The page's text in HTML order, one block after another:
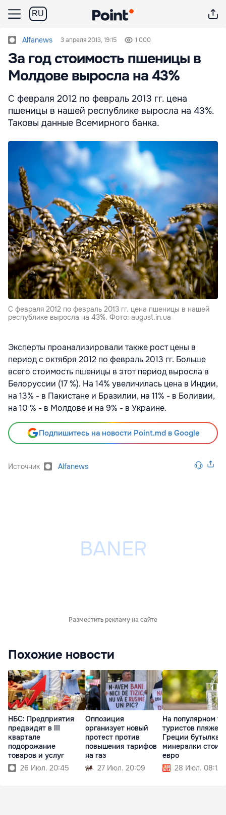
RU
Alfanews 3 апреля 2013, 19:15 1 000
За год стоимость пшеницы в
Молдове выросла на 43%
С февраля 2012 по февраль 2013 гг. цена
пшеницы в нашей республике выросла на 43%.
Таковы данные Всемирного банка.
С февраля 2012 по февраль 2013 гг. цена пшеницы в нашей
республике выросла на 43%. Фото: august.in.ua
Эксперты проанализировали также рост цены в
период с октября 2012 по февраль 2013 гг. Больше
всего стоимость пшеницы в этот период выросла в
Белоруссии (17 %). На 14% увеличилась цена в Индии,
на 13% - в Пакистане и Бразилии, на 11% - в Боливии,
на 10 % - в Молдове и на 9% - в Украине.
Подпишитесь на новости Point.md в Google
Источник Alfanews
Разместить рекламу на сайте
Похожие новости
НБС: Предприятия
предвидят в III
квартале
подорожание
товаров и услуг
26 Июл. 20:45
Оппозиция
организует новый
протест против
повышения тарифов
на газ
27 Июл. 20:09
На популярном у
туристов пляже в
Греции бутылка
минералки стоит
евро
28 Июл. 08:12